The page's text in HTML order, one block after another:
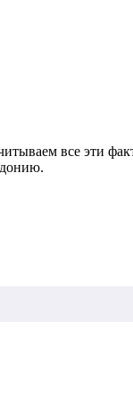
все эти